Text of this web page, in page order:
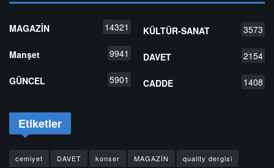
MAGAZİN 14321
Manşet 9941
GÜNCEL 5901
KÜLTÜR-SANAT 3573
DAVET 2154
CADDE 1408
Etiketler
cemiyet DAVET konser MAGAZİN quality dergisi